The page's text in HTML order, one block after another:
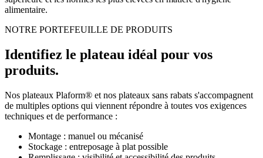
alimentaire.
NOTRE PORTEFEUILLE DE PRODUITS
Identifiez le plateau idéal pour vos
produits.
Nos plateaux Plaform® et nos plateaux sans rabats s'accompagnent
de multiples options qui viennent répondre à toutes vos exigences
techniques et de performance :
Montage : manuel ou mécanisé
Stockage : entreposage à plat possible